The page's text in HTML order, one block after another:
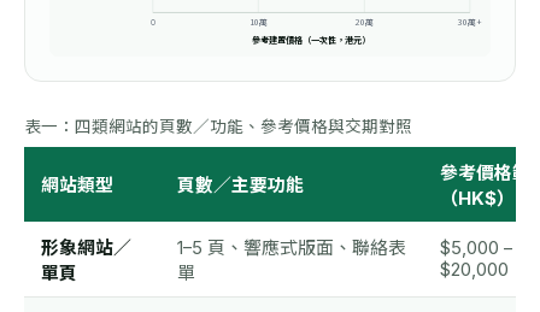
0 10萬 20萬
30萬+
參考建置價格（一次性，港元）
表一：四類網站的頁數／功能、參考價格與交期對照
網站類型 頁數／主要功能
參考價格範
（HK$）
形象網站／
單頁
1–5 頁、響應式版面、聯絡表
單
$5,000 –
$20,000